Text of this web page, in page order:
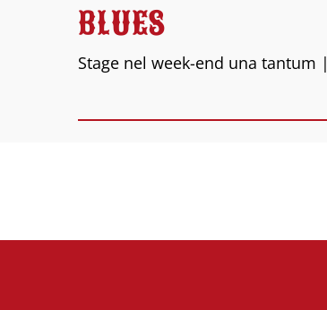
BLUES
Stage nel week-end una tantum |